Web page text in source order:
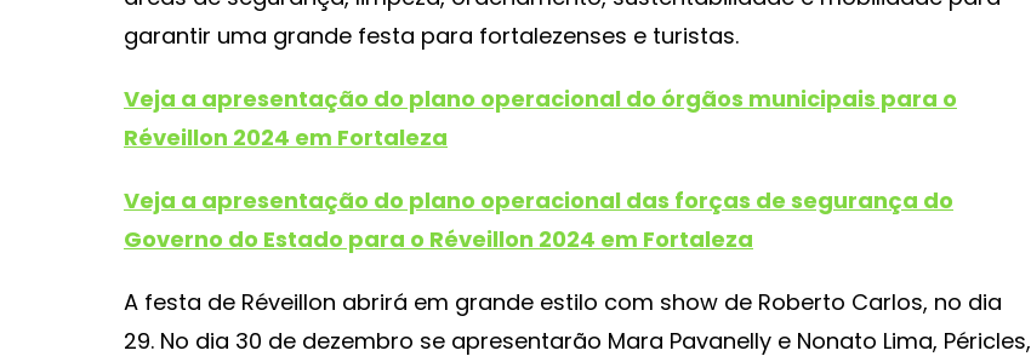
garantir uma grande festa para fortalezenses e turistas.
Veja a apresentação do plano operacional do órgãos municipais para o
Réveillon 2024 em Fortaleza
Veja a apresentação do plano operacional das forças de segurança do
Governo do Estado para o Réveillon 2024 em Fortaleza
A festa de Réveillon abrirá em grande estilo com show de Roberto Carlos, no dia
29. No dia 30 de dezembro se apresentarão Mara Pavanelly e Nonato Lima, Péricles,